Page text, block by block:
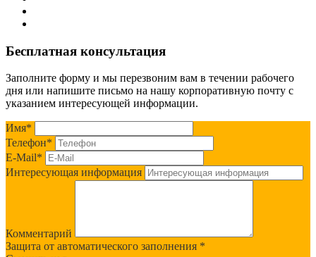
Бесплатная консультация
Заполните форму и мы перезвоним вам в течении рабочего
дня или напишите письмо на нашу корпоративную почту с
указанием интересующей информации.
Имя*
Телефон*
E-Mail*
Интересующая информация
Комментарий
Защита от автоматического заполнения *